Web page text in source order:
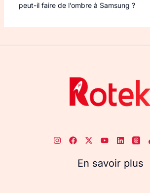
peut-il faire de l’ombre à Samsung ?
En savoir plus